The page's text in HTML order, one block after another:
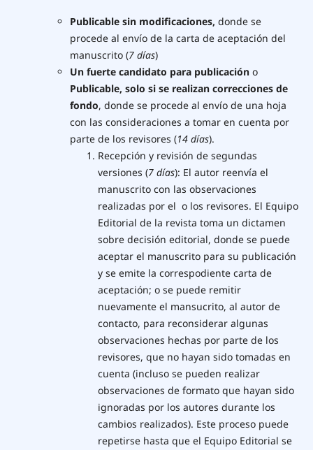
Publicable sin modificaciones, donde se
procede al envío de la carta de aceptación del
manuscrito (7 días)
Un fuerte candidato para publicación o
Publicable, solo si se realizan correcciones de
fondo, donde se procede al envío de una hoja
con las consideraciones a tomar en cuenta por
parte de los revisores (14 días).
Recepción y revisión de segundas
versiones (7 días): El autor reenvía el
manuscrito con las observaciones
realizadas por el o los revisores. El Equipo
Editorial de la revista toma un dictamen
sobre decisión editorial, donde se puede
aceptar el manuscrito para su publicación
y se emite la correspodiente carta de
aceptación; o se puede remitir
nuevamente el mansucrito, al autor de
contacto, para reconsiderar algunas
observaciones hechas por parte de los
revisores, que no hayan sido tomadas en
cuenta (incluso se pueden realizar
observaciones de formato que hayan sido
ignoradas por los autores durante los
cambios realizados). Este proceso puede
repetirse hasta que el Equipo Editorial se